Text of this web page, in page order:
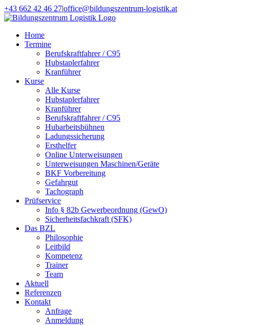
Zum
Inhalt
+43 662 42 46 27|office@bildungszentrum-logistik.at
Facebook
E-
Home
Termine
Berufskraftfahrer / C95
Hubstaplerfahrer
Kranführer
Kurse
Alle Kurse
Hubstaplerfahrer
Kranführer
Berufskraftfahrer / C95
Hubarbeitsbühnen
Ladungssicherung
Ersthelfer
Online Unterweisungen
Unterweisungen Maschinen/Geräte
BKF Vorbereitung
Gefahrgut
Tachograph
Prüfservice
Info § 82b Gewerbeordnung (GewO)
Sicherheitsfachkraft (SFK)
Das BZL
Philosophie
Leitbild
Kompetenz
Trainer
Team
Aktuell
Referenzen
Kontakt
Anfrage
Anmeldung